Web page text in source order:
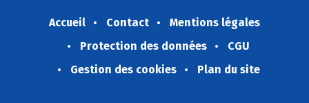
Accueil Contact
Mentions légales
Protection des données
CGU
Gestion des cookies
Plan du site